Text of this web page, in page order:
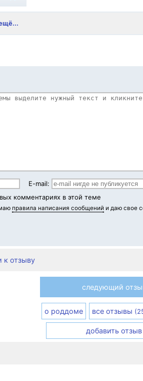
E-mail:
комментариях в этой теме
правила написания сообщений и даю свое
к отзыву
следующий
о роддоме все отзывы
добавить отзыв